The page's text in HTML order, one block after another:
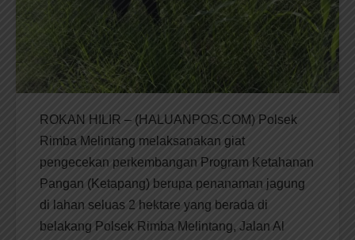
ROKAN HILIR – (HALUANPOS.COM) Polsek
Rimba Melintang melaksanakan giat
pengecekan perkembangan Program Ketahanan
Pangan (Ketapang) berupa penanaman jagung
di lahan seluas 2 hektare yang berada di
belakang Polsek Rimba Melintang, Jalan Al